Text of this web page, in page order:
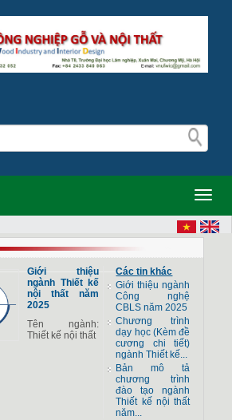
Giới thiệu
ngành Thiết kế
nội thất năm
2025
Tên ngành:
Thiết kế nội thất
Các tin khác
Giới thiệu ngành
Công nghệ
CBLS năm 2025
Chương trình
dạy học (Kèm đề
cương chi tiết)
ngành Thiết kế...
Bản mô tả
chương trình
đào tạo ngành
Thiết kế nội thất
năm...